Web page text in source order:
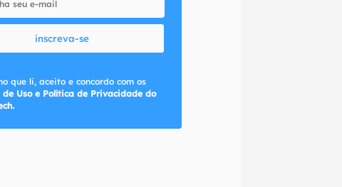
inscreva-se
que li, aceito e concordo com os
de Uso e Política de Privacidade do